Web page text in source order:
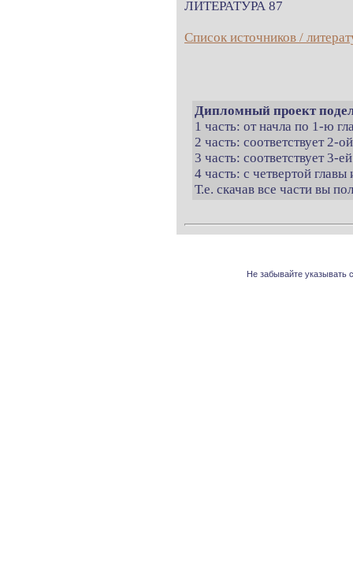
ЛИТЕРАТУРА 87
Список источников /
Дипломный проект
1 часть: от начла по 1-ю
2 часть: соответствует 2-
3 часть: соответствует 3-
4 часть: с четвертой
Т.е. скачав все части вы
Не забывайте указывать